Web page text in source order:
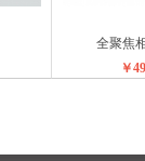
全聚焦
￥